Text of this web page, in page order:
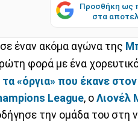
Προσθήκη ως
στα
έναν ακόμα αγώνα της
φορά με ένα
«όργια» που έκανε
League, ο Λιονέλ
την ομάδα του στη